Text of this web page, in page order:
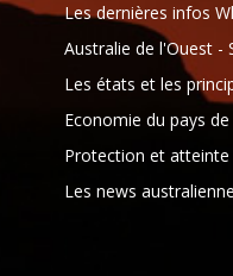
Les dernières infos
Australie de l'Ouest -
Les états et les
Economie du pays
Protection et
Les news